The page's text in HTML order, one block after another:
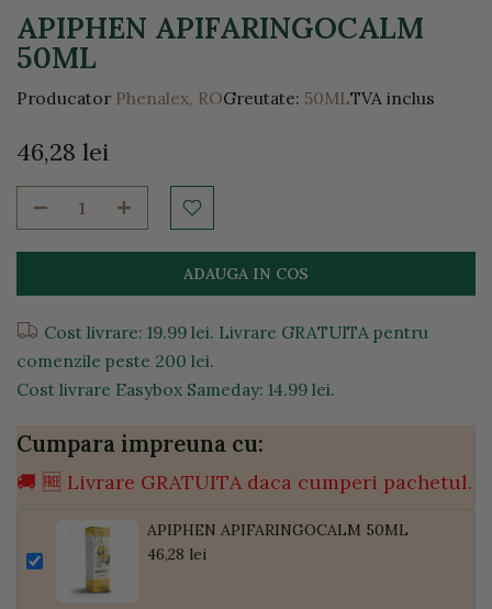
APIPHEN APIFARINGOCALM
50ML
Producator Phenalex, ROGreutate: 50MLTVA inclus
46,28 lei
ADAUGA IN COS
Cost livrare: 19.99 lei. Livrare GRATUITA pentru
comenzile peste 200 lei.
Cost livrare Easybox Sameday: 14.99 lei.
Cumpara impreuna cu:
🚚 🆓 Livrare GRATUITA daca cumperi pachetul.
APIPHEN APIFARINGOCALM 50ML
46,28 lei